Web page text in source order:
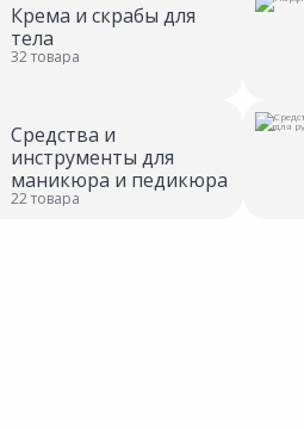
Крема и скрабы для
тела
32 товара
Средства и
инструменты для
маникюра и педикюра
22 товара